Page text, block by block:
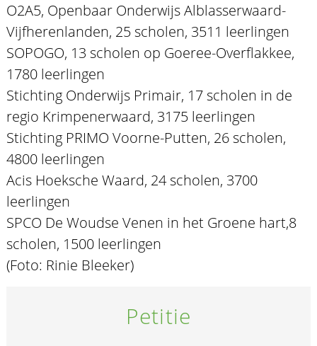
O2A5, Openbaar Onderwijs Alblasserwaard-
Vijfherenlanden, 25 scholen, 3511 leerlingen
SOPOGO, 13 scholen op Goeree-Overflakkee,
1780 leerlingen
Stichting Onderwijs Primair, 17 scholen in de
regio Krimpenerwaard, 3175 leerlingen
Stichting PRIMO Voorne-Putten, 26 scholen,
4800 leerlingen
Acis Hoeksche Waard, 24 scholen, 3700
leerlingen
SPCO De Woudse Venen in het Groene hart,8
scholen, 1500 leerlingen
(Foto: Rinie Bleeker)
Petitie